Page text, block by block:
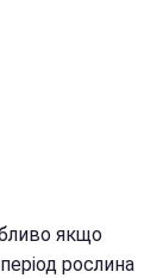
якщо
рослина